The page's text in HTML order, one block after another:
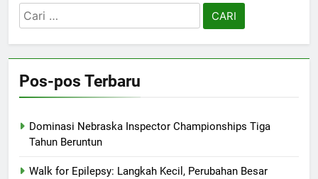
Cari
untuk:
Pos-pos Terbaru
Dominasi Nebraska Inspector Championships Tiga
Tahun Beruntun
Walk for Epilepsy: Langkah Kecil, Perubahan Besar